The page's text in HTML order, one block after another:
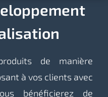
de manière
à vos clients avec
bénéficierez de